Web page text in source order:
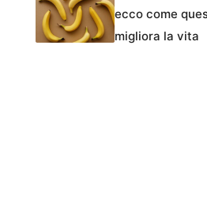
ecco come
migliora la vita